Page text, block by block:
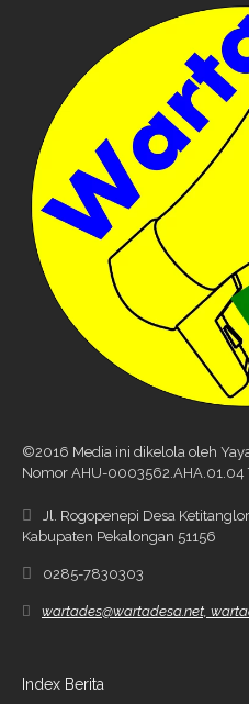
©2016 Media ini dikelola oleh
Nomor AHU-0003562.AHA.01.04
Jl. Rogopenepi Desa
Kabupaten Pekalongan 51156
0285-7830303
wartades@wartadesa.net,
Index Berita